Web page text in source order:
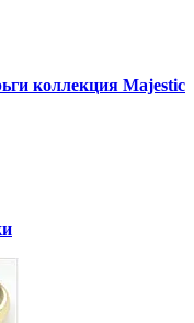
коллекция Majestic